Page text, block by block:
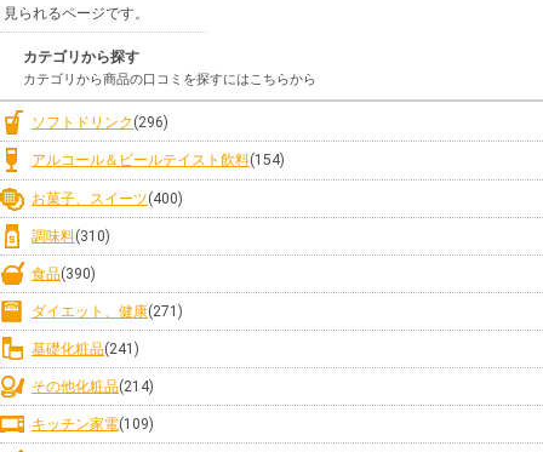
見られるページです。
カテゴリから探す
カテゴリから商品の口コミを探すにはこちらから
ソフトドリンク (296)
アルコール＆ビールテイスト飲料(154)
お菓子、スイーツ(400)
調味料(310)
食品(390)
ダイエット、健康(271)
基礎化粧品(241)
その他化粧品(214)
キッチン家電(109)